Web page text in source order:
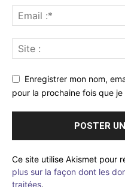
Enregistrer mon nom,
pour la prochaine fois que
Ce site utilise Akismet pour
plus sur la façon dont les
traitées.